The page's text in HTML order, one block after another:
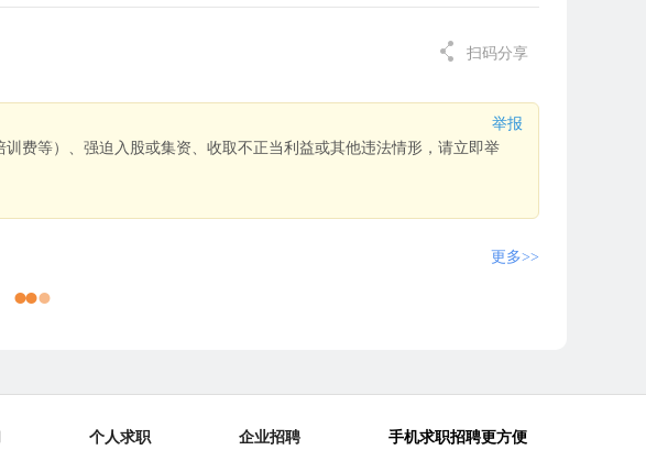
扫码分享
举报
费等）、强迫入股或集资、收取不正当利益或其他违法情形，请立即举
更多>>
个人求职 企业招聘 手机求职招聘更方便